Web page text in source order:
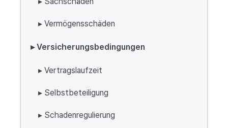
▸ Vermögensschäden
▸ Versicherungsbedingungen
▸ Vertragslaufzeit
▸ Selbstbeteiligung
▸ Schadenregulierung